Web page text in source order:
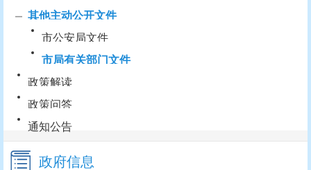
其他主动公开文件
市公安局文件
市局有关部门文件
政策解读
政策问答
通知公告
政府信息